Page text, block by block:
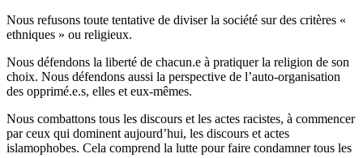
Nous refusons toute tentative de diviser la société sur des critères «
ethniques » ou religieux.
Nous défendons la liberté de chacun.e à pratiquer la religion de son
choix. Nous défendons aussi la perspective de l’auto-organisation
des opprimé.e.s, elles et eux-mêmes.
Nous combattons tous les discours et les actes racistes, à commencer
par ceux qui dominent aujourd’hui, les discours et actes
islamophobes. Cela comprend la lutte pour faire condamner tous les